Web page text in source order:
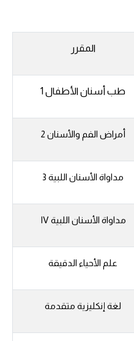
المقرر
طب أسنان الأطفال 1
أمراض الفم والأسنان 2
مداواة الأسنان اللبية 3
IVمداواة الأسنان اللبية
علم الأحياء الدقيقة
لغة إنكليزية متقدمة